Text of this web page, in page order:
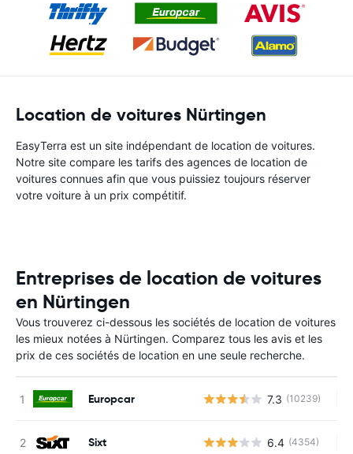
Location de voitures Nürtingen
EasyTerra est un site indépendant de location de voitures.
Notre site compare les tarifs des agences de location de
voitures connues afin que vous puissiez toujours réserver
votre voiture à un prix compétitif.
Entreprises de location de voitures
en Nürtingen
Vous trouverez ci-dessous les sociétés de location de voitures
les mieux notées à Nürtingen. Comparez tous les avis et les
prix de ces sociétés de location en une seule recherche.
Europcar 7.3 (10239)
Sixt 6.4 (4354)